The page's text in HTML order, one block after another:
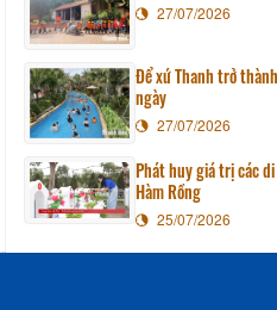
27/07/2026
Để xứ Thanh trở
ngày
27/07/2026
Phát huy giá trị các
Hàm Rồng
25/07/2026